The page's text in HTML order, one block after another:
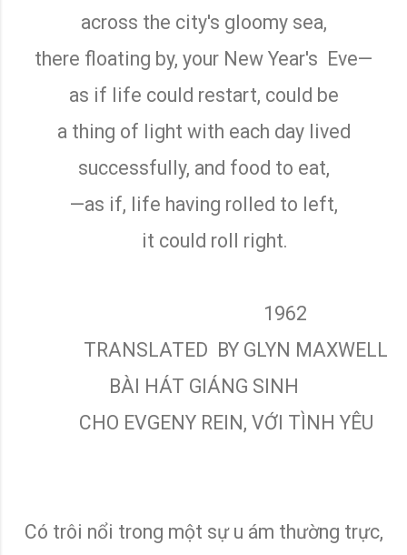
across the city's gloomy sea,
there floating by, your New Year's Eve—
as if life could restart, could be
a thing of light with each day lived
successfully, and food to eat,
—as if, life having rolled to left,
it could roll right.
1962
TRANSLATED BY GLYN MAXWELL
BÀI HÁT GIÁNG SINH
CHO EVGENY REIN, VỚI TÌNH YÊU
Có trôi nổi trong một sự u ám thường trực,